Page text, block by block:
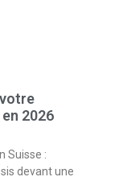
2026
Suisse :
devant une